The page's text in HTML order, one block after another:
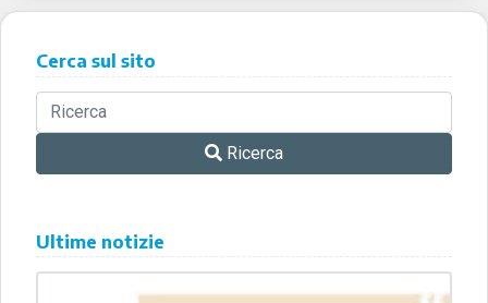
Cerca sul sito
Ricerca
Ultime notizie